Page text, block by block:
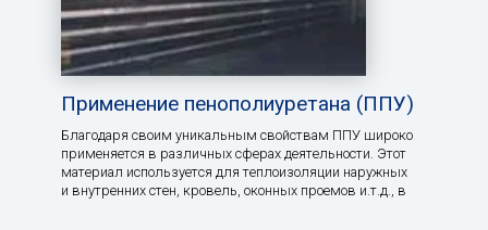
Применение пенополиуретана (ППУ)
Благодаря своим уникальным свойствам ППУ широко
применяется в различных сферах деятельности. Этот
материал используется для теплоизоляции наружных
и внутренних стен, кровель, оконных проемов и.т.д., в